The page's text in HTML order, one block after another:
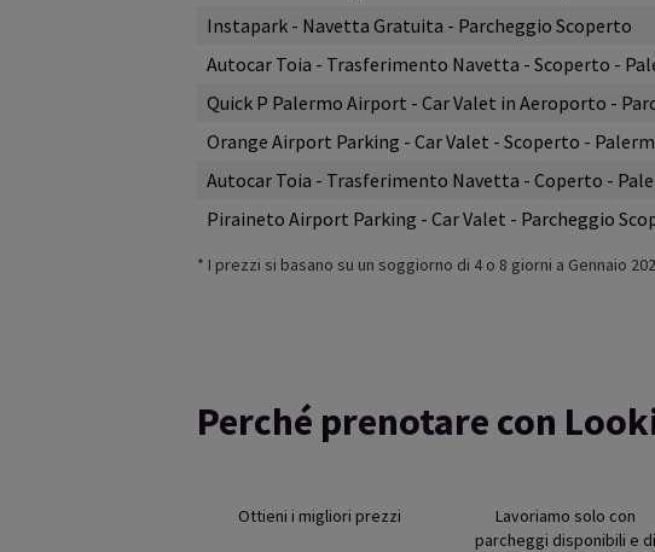
Instapark - Navetta Gratuita - Parcheggio Scoperto
Autocar Toia - Trasferimento Navetta - Scoperto -
Quick P Palermo Airport - Car Valet in Aeroporto -
Orange Airport Parking - Car Valet - Scoperto -
Autocar Toia - Trasferimento Navetta - Coperto -
Piraineto Airport Parking - Car Valet - Parcheggio
* I prezzi si basano su un soggiorno di 4 o 8 giorni a Gennaio
Perché prenotare con
Ottieni i migliori prezzi
Lavoriamo solo con
parcheggi disponibili e di